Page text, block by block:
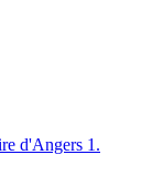
d'Angers 1.